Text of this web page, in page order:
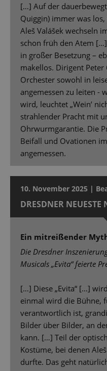
[…] Auf der
Quiggin) immer was
Aleš Valášek wechseln
schon früh den Atem
in großer Besetzung –
makellos. Dirigent Peter
Orchester sowohl in
angemessen zu leiten -
wird, leuchtet „Wein’
strahlender Pracht mit
Ohrwurmgarantie. Die
Beifall und Ovationen
angemessen.
10. November 2025 |
DRESDNER NEUESTE
Ein mitreißender
Die Dresdner
Musicals „Evita“ feierte
[…] Diese „Evita“ […]
einmal wird die Bühne,
verantwortlich ist,
Bilder über Bilder, an
kann. […] Teil der
Kostüme, bei denen
durfte. Das geht